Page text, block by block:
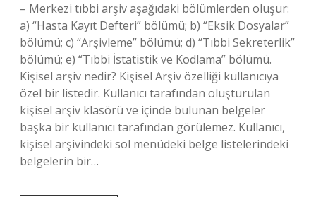
– Merkezi tıbbi arşiv aşağıdaki bölümlerden oluşur:
a) “Hasta Kayıt Defteri” bölümü; b) “Eksik Dosyalar”
bölümü; c) “Arşivleme” bölümü; d) “Tıbbi Sekreterlik”
bölümü; e) “Tıbbi İstatistik ve Kodlama” bölümü.
Kişisel arşiv nedir? Kişisel Arşiv özelliği kullanıcıya
özel bir listedir. Kullanıcı tarafından oluşturulan
kişisel arşiv klasörü ve içinde bulunan belgeler
başka bir kullanıcı tarafından görülemez. Kullanıcı,
kişisel arşivindeki sol menüdeki belge listelerindeki
belgelerin bir…